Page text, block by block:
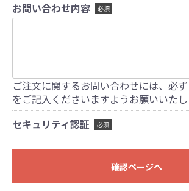
お問い合わせ内容 必須
ご注文に関するお問い合わせには、必ず
をご記入くださいますようお願いいたし
セキュリティ認証
必須
確認ページへ